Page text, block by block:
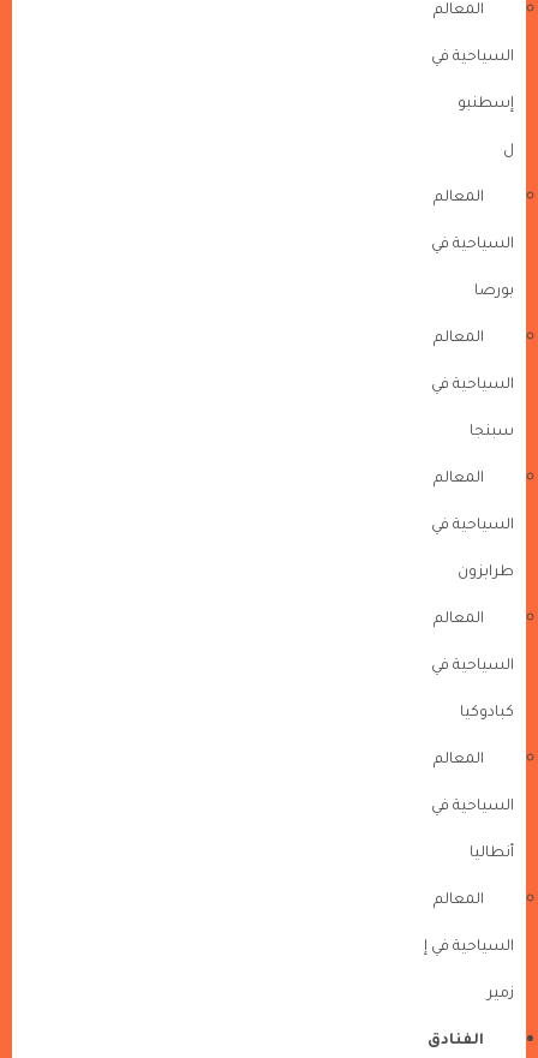
المعالم
السياحية في
إسطنبو
ل
المعالم
السياحية في
بورصا
المعالم
السياحية في
سبنجا
المعالم
السياحية في
طرابزون
المعالم
السياحية في
كبادوكيا
المعالم
السياحية في
أنطاليا
المعالم
السياحية في إ
زمير
الفنادق